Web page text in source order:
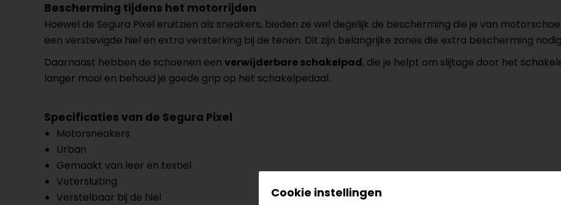
Bescherming tijdens het motorrijden
Hoewel de Segura Pixel eruitzien als sneakers, bieden ze wel degelijk de bescherming die je van
een verstevigde hiel en extra versterking bij de tenen. Dit zijn belangrijke zones die extra bescherming
Daarnaast hebben de schoenen een verwijderbare schakelpad, die je helpt om slijtage door het
langer mooi en behoud je goede grip op het schakelpedaal.
Specificaties van de Segura Pixel
Motorsneakers
Urban
Gemaakt van leer en textiel
Vetersluiting
Verstelbaar bij de hiel
Cookie instellingen